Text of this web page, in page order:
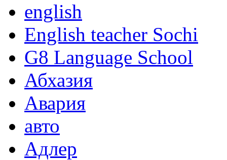
english
English teacher Sochi
G8 Language School
Абхазия
Авария
авто
Адлер